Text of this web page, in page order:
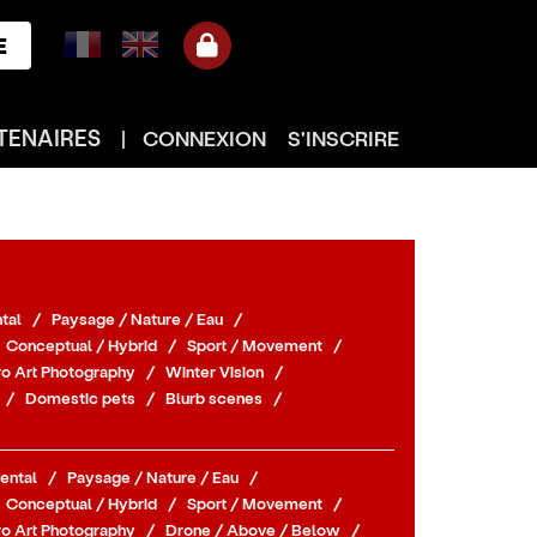
| CONNEXION S'INSCRIRE
/ Paysage / Nature / Eau
/
Conceptual / Hybrid / Sport / Movement
/
Art Photography / Winter Vision
/
/ Domestic pets / Blurb scenes
/
/ Paysage / Nature / Eau
/
Conceptual / Hybrid / Sport / Movement
/
Art Photography / Drone / Above / Below
/